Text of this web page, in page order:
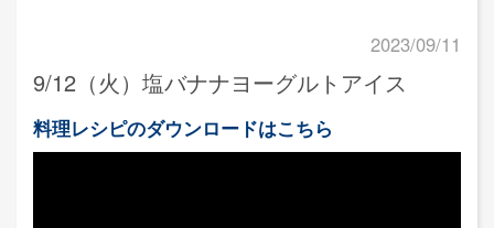
2023/09/11
9/12（火）塩バナナヨーグルトアイス
料理レシピのダウンロードはこちら